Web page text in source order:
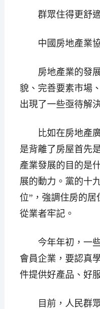
群眾住得更舒
中國房地產業協
房地產業的發展
貌、完善要素市場
出現了一些亟待解
比如在房地產廣
是背離了房屋首先
產業發展的目的是
展的動力。黨的十
位”，強調住房的
從業者牢記。
今年年初，一些
會員企業，要認真
件提供好產品、好
目前，人民群眾